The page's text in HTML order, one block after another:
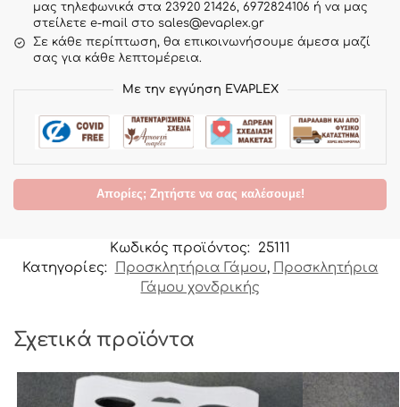
μας τηλεφωνικά στα 23920 21426, 6972824106 ή να μας
στείλετε e-mail στο sales@evaplex.gr
Σε κάθε περίπτωση, θα επικοινωνήσουμε άμεσα μαζί
σας για κάθε λεπτομέρεια.
Με την εγγύηση EVAPLEX
Απορίες; Ζητήστε να σας καλέσουμε!
Κωδικός προϊόντος: 25111
Κατηγορίες: Προσκλητήρια Γάμου, Προσκλητήρια
Γάμου χονδρικής
Σχετικά προϊόντα